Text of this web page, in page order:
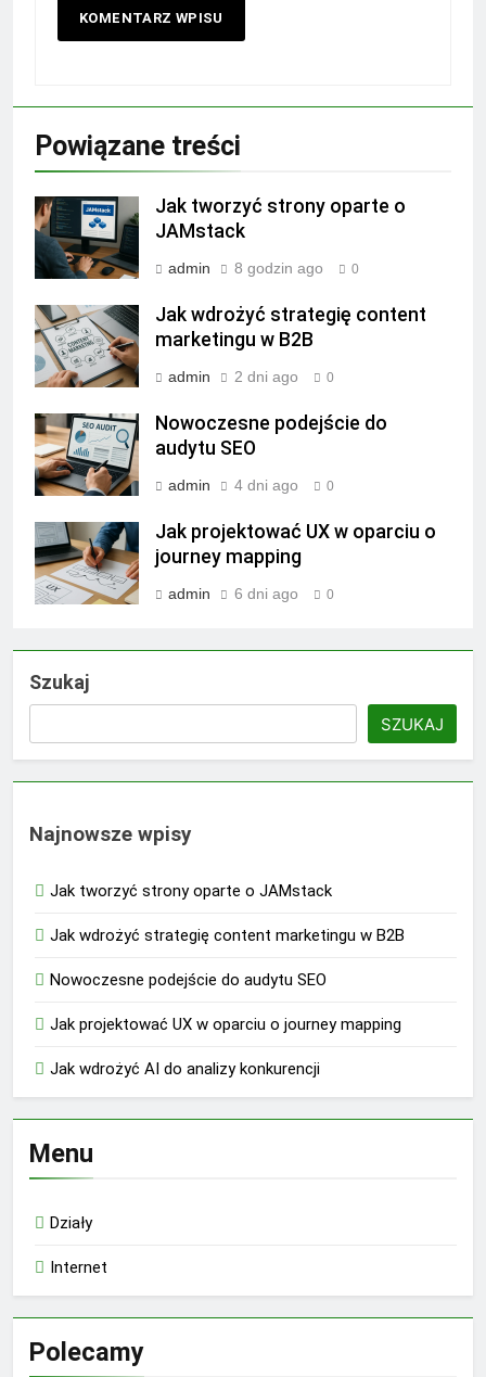
Powiązane treści
Jak tworzyć strony oparte o
JAMstack
admin 8 godzin ago 0
Jak wdrożyć strategię content
marketingu w B2B
admin 2 dni ago 0
Nowoczesne podejście do
audytu SEO
admin 4 dni ago 0
Jak projektować UX w oparciu o
journey mapping
admin 6 dni ago 0
Szukaj
SZUKAJ
Najnowsze wpisy
Jak tworzyć strony oparte o JAMstack
Jak wdrożyć strategię content marketingu w B2B
Nowoczesne podejście do audytu SEO
Jak projektować UX w oparciu o journey mapping
Jak wdrożyć AI do analizy konkurencji
Menu
Działy
Internet
Polecamy